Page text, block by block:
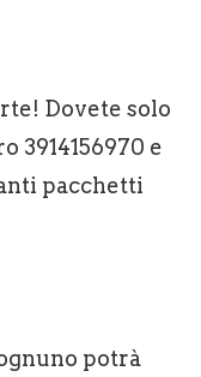
Dovete solo
3914156970 e
pacchetti
potrà